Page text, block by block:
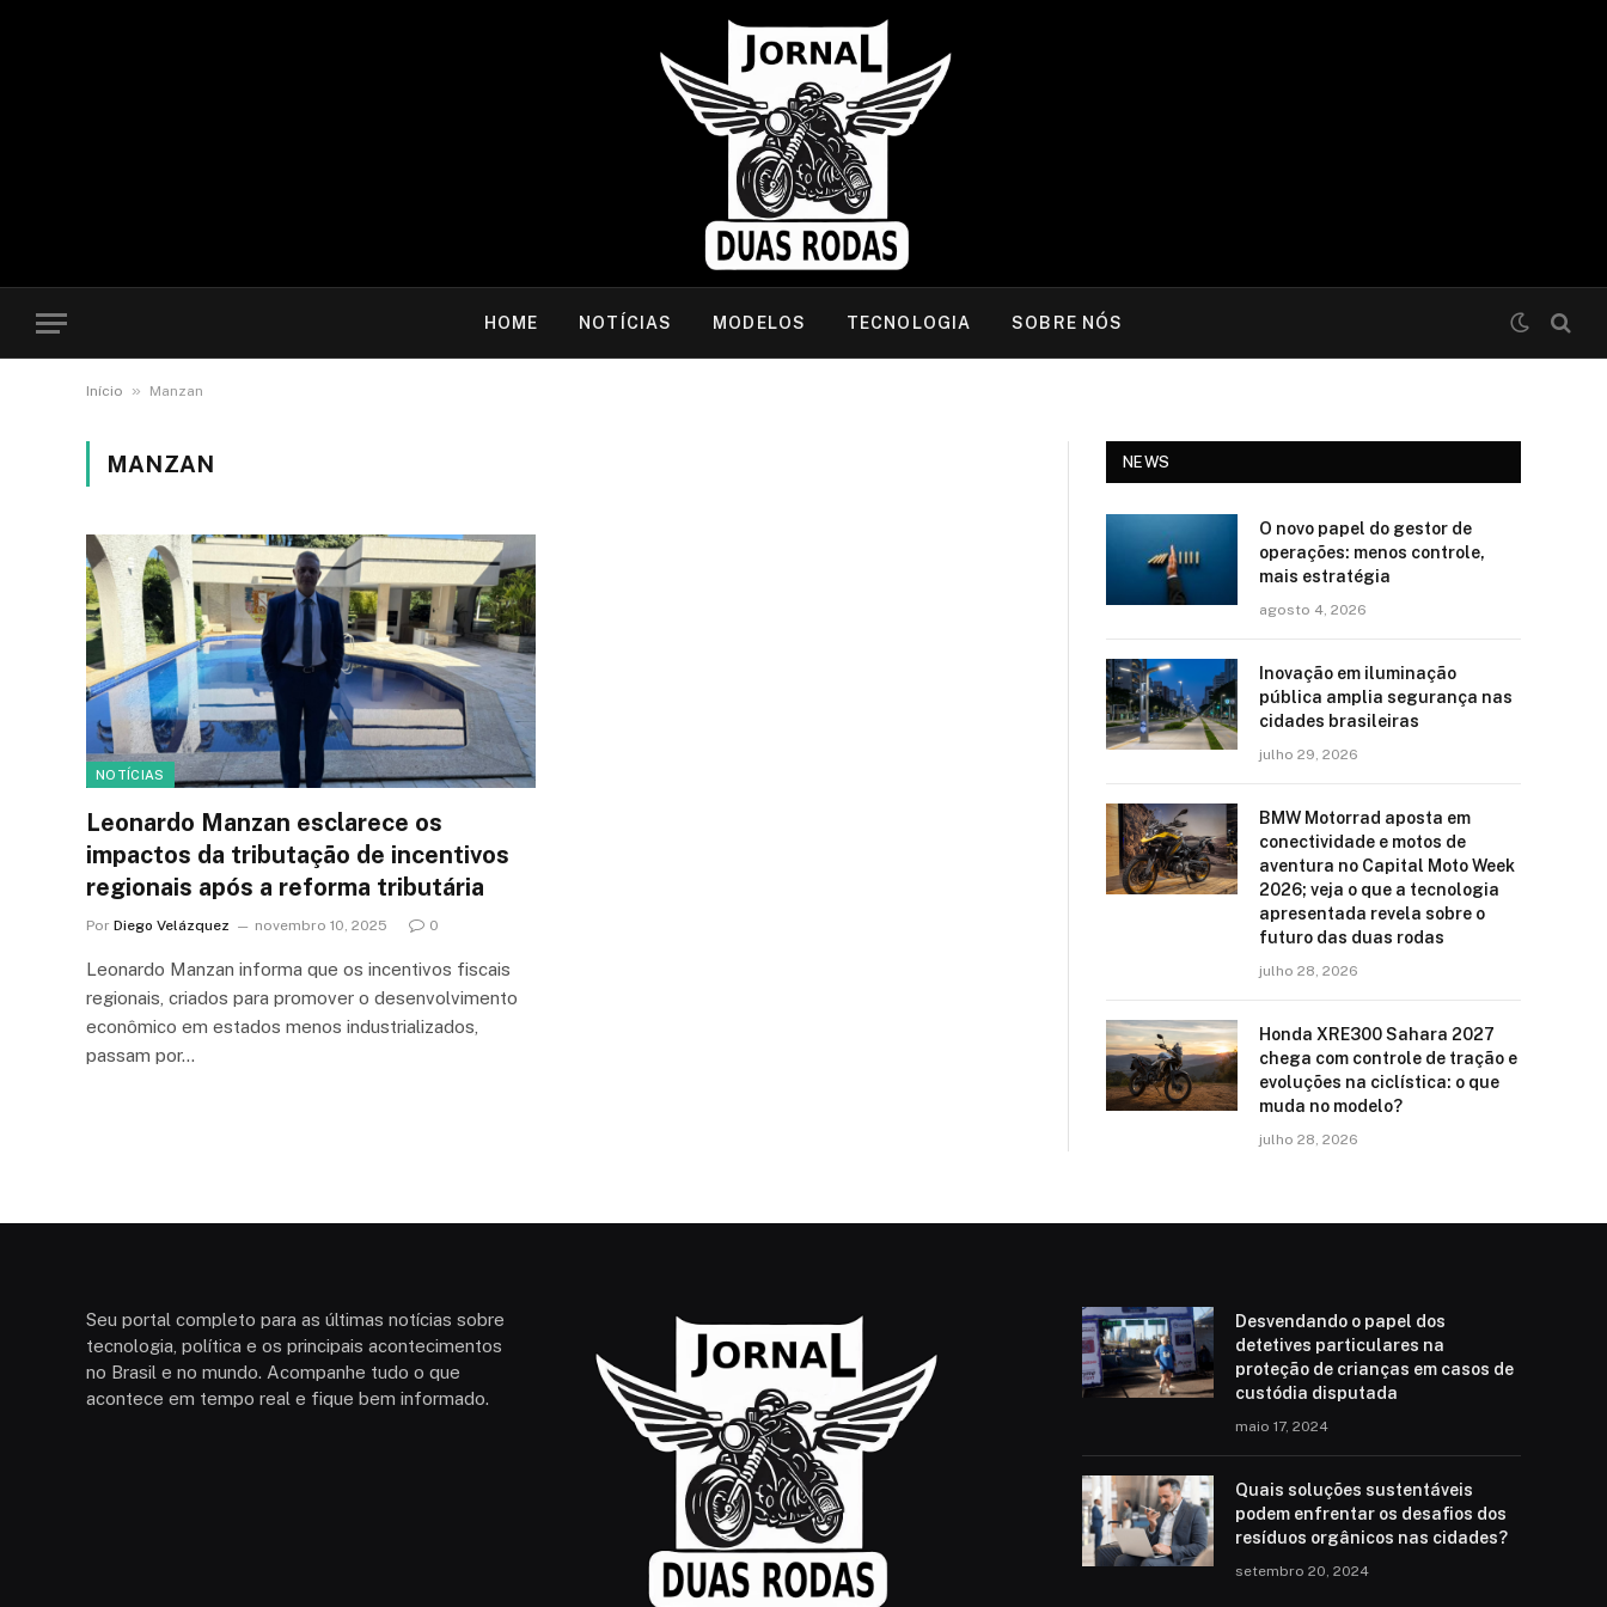
HOME NOTÍCIAS MODELOS TECNOLOGIA SOBRE NÓS
Início » Manzan
MANZAN
NOTÍCIAS
Leonardo Manzan esclarece os
impactos da tributação de incentivos
regionais após a reforma tributária
Por Diego Velázquez novembro 10, 2025 0
Leonardo Manzan informa que os incentivos fiscais
regionais, criados para promover o desenvolvimento
econômico em estados menos industrializados,
passam por…
NEWS
O novo papel do gestor de
operações: menos controle,
mais estratégia
agosto 4, 2026
Inovação em iluminação
pública amplia segurança nas
cidades brasileiras
julho 29, 2026
BMW Motorrad aposta em
conectividade e motos de
aventura no Capital Moto Week
2026; veja o que a tecnologia
apresentada revela sobre o
futuro das duas rodas
julho 28, 2026
Honda XRE300 Sahara 2027
chega com controle de tração e
evoluções na ciclística: o que
muda no modelo?
julho 28, 2026
Seu portal completo para as últimas notícias sobre
tecnologia, política e os principais acontecimentos
no Brasil e no mundo. Acompanhe tudo o que
acontece em tempo real e fique bem informado.
Desvendando o papel dos
detetives particulares na
proteção de crianças em casos de
custódia disputada
maio 17, 2024
Quais soluções sustentáveis
podem enfrentar os desafios dos
resíduos orgânicos nas cidades?
setembro 20, 2024